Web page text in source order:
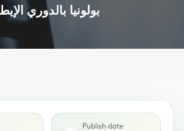
بولونيا بالدوري
Publish date